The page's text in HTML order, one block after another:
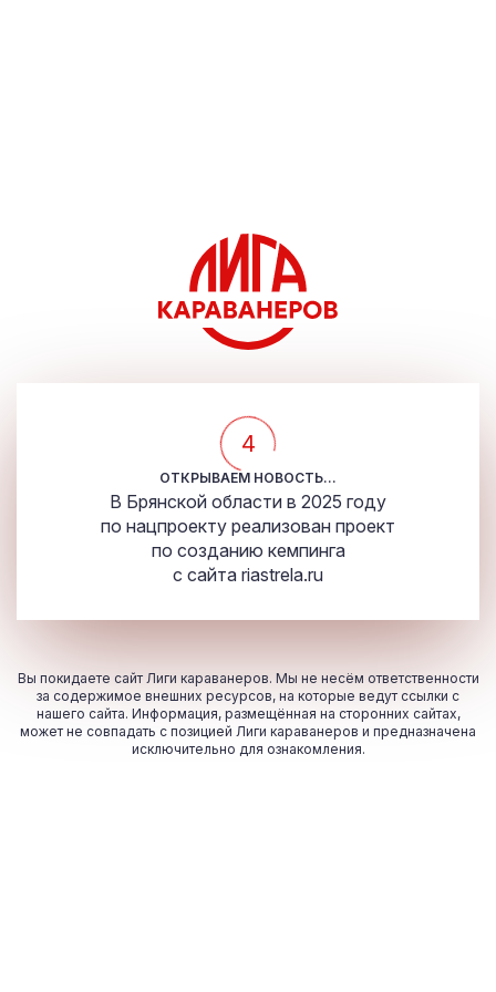
4
ОТКРЫВАЕМ НОВОСТЬ...
В Брянской области в 2025 году
по нацпроекту реализован проект
по созданию кемпинга
с сайта riastrela.ru
Вы покидаете сайт Лиги караванеров. Мы не несём ответственности
за содержимое внешних ресурсов, на которые ведут ссылки с
нашего сайта. Информация, размещённая на сторонних сайтах,
может не совпадать с позицией Лиги караванеров и предназначена
исключительно для ознакомления.